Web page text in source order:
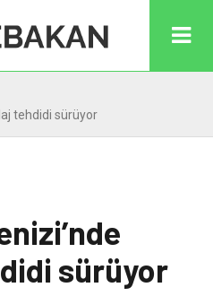
tehdidi sürüyor
sürüyor